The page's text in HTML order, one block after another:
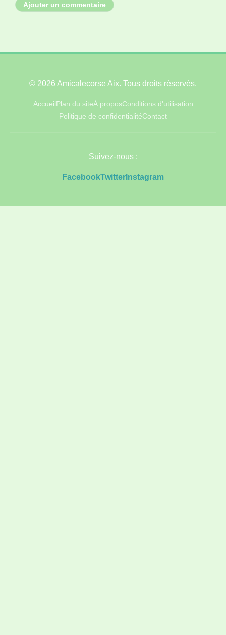
Ajouter un commentaire
© 2026 Amicalecorse Aix. Tous droits réservés.
AccueilPlan du siteÀ proposConditions d'utilisation
Politique de confidentialitéContact
Suivez-nous :
FacebookTwitter Instagram